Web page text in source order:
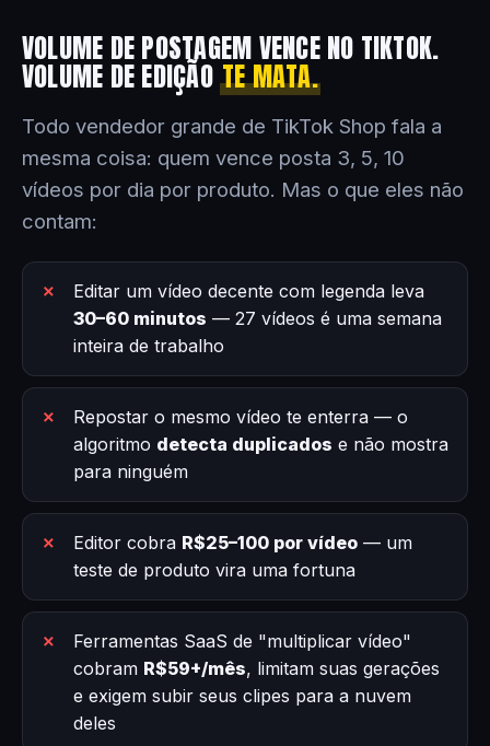
VOLUME DE POSTAGEM VENCE NO TIKTOK.
VOLUME DE EDIÇÃOTE MATA.
Todo vendedor grande de TikTok Shop fala a
mesma coisa: quem vence posta 3, 5, 10
vídeos por dia por produto. Mas o que eles não
contam:
Editar um vídeo decente com legenda leva
30–60 minutos — 27 vídeos é uma semana
inteira de trabalho
Repostar o mesmo vídeo te enterra — o
algoritmo detecta duplicados e não mostra
para ninguém
Editor cobra R$25–100 por vídeo — um
teste de produto vira uma fortuna
Ferramentas SaaS de "multiplicar vídeo"
cobram R$59+/mês, limitam suas gerações
e exigem subir seus clipes para a nuvem
deles